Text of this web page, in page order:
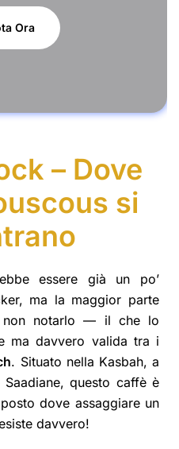
Ora
– Dove
si
essere già un po’
ma la maggior parte
non notarlo — il che lo
ma davvero valida tra i
. Situato nella Kasbah, a
questo caffè è
dove assaggiare un
davvero!